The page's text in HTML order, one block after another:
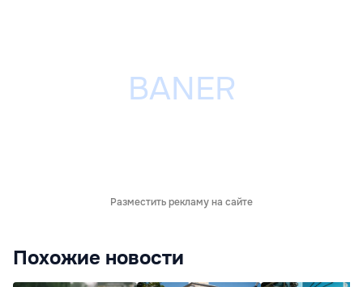
Разместить рекламу на сайте
Похожие новости